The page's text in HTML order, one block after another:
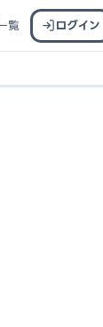
覧 ログイン